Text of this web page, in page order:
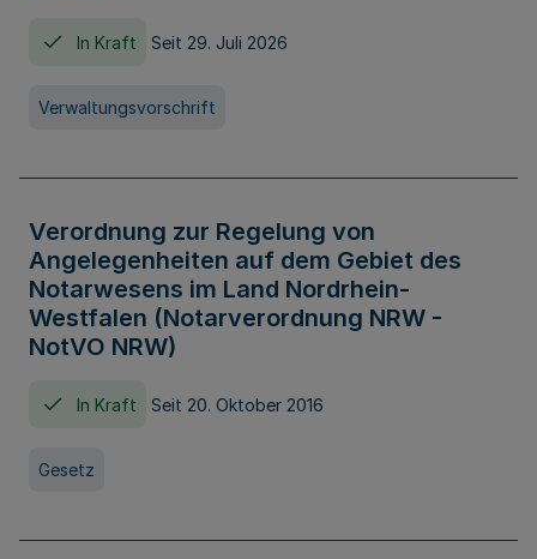
In Kraft Seit 29. Juli 2026
Verwaltungsvorschrift
Verordnung zur Regelung von
Angelegenheiten auf dem Gebiet des
Notarwesens im Land Nordrhein-
Westfalen (Notarverordnung NRW -
NotVO NRW)
In Kraft Seit 20. Oktober 2016
Gesetz